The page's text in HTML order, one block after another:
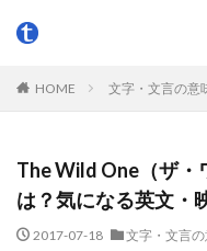
HOME 文字・文言の意
The Wild One（ザ・
は？気になる英文・
2017-07-18 文字・文言